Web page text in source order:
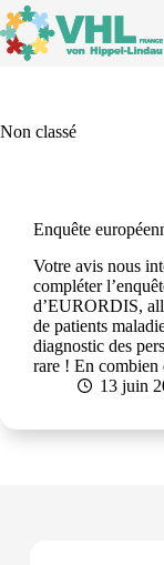
Passer
au
contenu
Non classé
Enquête
Votre avis nous
compléter
d’EURORDIS,
de patients
diagnostic des
rare ! En
13 juin